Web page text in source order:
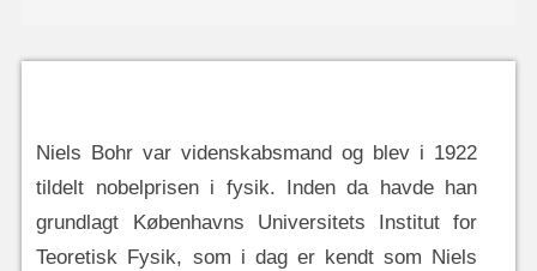
Niels Bohr var videnskabsmand og blev i 1922
tildelt nobelprisen i fysik. Inden da havde han
grundlagt Københavns Universitets Institut for
Teoretisk Fysik, som i dag er kendt som Niels